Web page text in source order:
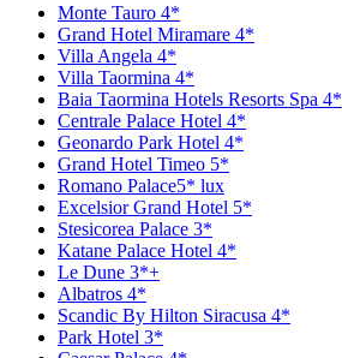
Monte Tauro 4*
Grand Hotel Miramare 4*
Villa Angela 4*
Villa Taormina 4*
Baia Taormina Hotels Resorts Spa 4*
Centrale Palace Hotel 4*
Geonardo Park Hotel 4*
Grand Hotel Timeo 5*
Romano Palace5* lux
Excelsior Grand Hotel 5*
Stesicorea Palace 3*
Katane Palace Hotel 4*
Le Dune 3*+
Albatros 4*
Scandic By Hilton Siracusa 4*
Park Hotel 3*